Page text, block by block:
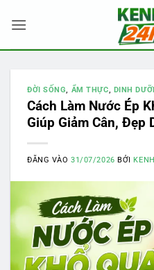
qua
ĐỜI SỐNG, ẨM THỰC, DINH
Cách Làm Nước Ép
Giúp Giảm Cân, Đẹp
ĐĂNG VÀO31/07/2026 BỞI